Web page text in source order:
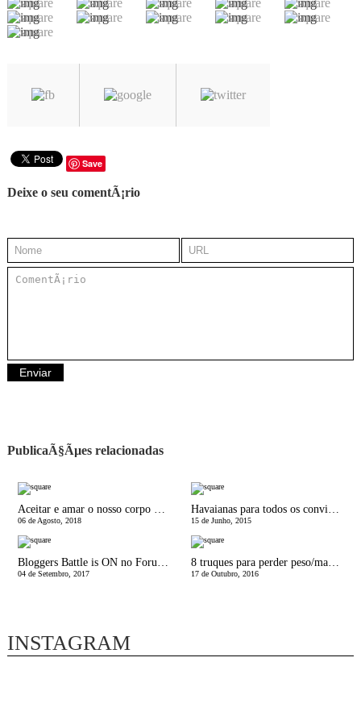
Save
Deixe o seu comentÃ¡rio
PublicaÃ§Ãµes relacionadas
06 de Agosto, 2018 15 de Junho, 2015
04 de Setembro, 2017
8 truques para perder peso/manter a linha
17 de Outubro, 2016
INSTAGRAM